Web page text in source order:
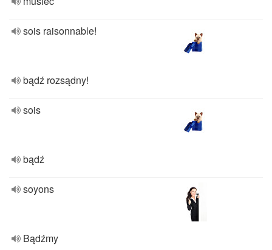
sois raisonnable!
bądź rozsądny!
sois
bądź
soyons
Bądźmy